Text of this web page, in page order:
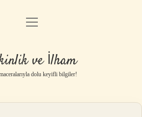
Anasayfa
Gizlilik Politikası
Yasal Uyarı
menüyü
ve İlham
dolu keyifli bilgiler!